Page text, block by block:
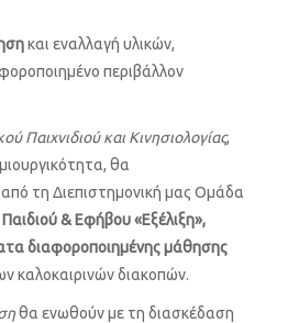
και εναλλαγή υλικών,
περιβάλλον
Παιχνιδιού και Κινησιολογίας,
θα
τη Διεπιστημονική μας Ομάδα
& Εφήβου «Εξέλιξη»,
διαφοροποιημένης μάθησης
καλοκαιρινών διακοπών.
θα ενωθούν με τη διασκέδαση